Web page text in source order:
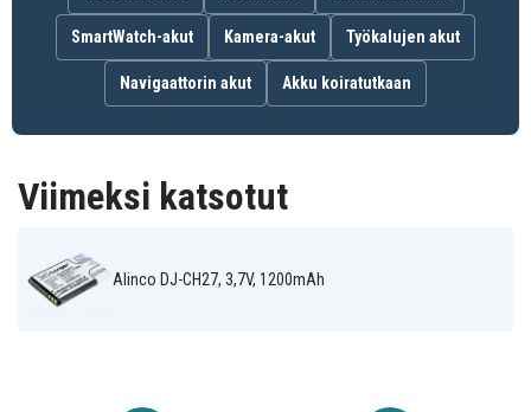
2414, 2415, DFC-0150, 2424, Domo
EnGenius
Freesty l2, EP-802
NEC
Mitel
Jacob Jensen
SmartWatch-akut Kamera-akut Työkalujen akut
Navigaattorin akut Akku koiratutkaan
Viimeksi katsotut
Alinco DJ-CH27, 3,7V, 1200mAh